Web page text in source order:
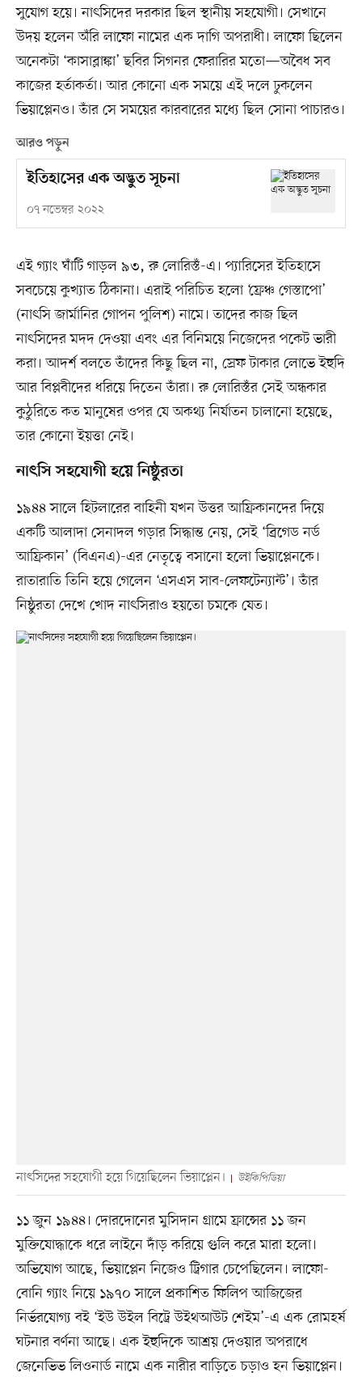
সুযোগ হয়ে। নাৎসিদের দরকার ছিল স্থানীয় সহযোগী। সেখানে
উদয় হলেন অঁরি লাফো নামের এক দাগি অপরাধী। লাফো ছিলেন
অনেকটা ‘কাসাব্লাঙ্কা’ ছবির সিগনর ফেরারির মতো—অবৈধ সব
কাজের হর্তাকর্তা। আর কোনো এক সময়ে এই দলে ঢুকলেন
ভিয়াপ্লেনও। তাঁর সে সময়ের কারবারের মধ্যে ছিল সোনা পাচারও।
আরও পড়ুন
ইতিহাসের এক অদ্ভুত সূচনা
০৭ নভেম্বর ২০২২
এই গ্যাং ঘাঁটি গাড়ল ৯৩, রু লোরিস্তঁ-এ। প্যারিসের ইতিহাসে
সবচেয়ে কুখ্যাত ঠিকানা। এরাই পরিচিত হলো ‘ফ্রেঞ্চ গেস্তাপো’
(নাৎসি জার্মানির গোপন পুলিশ) নামে। তাদের কাজ ছিল
নাৎসিদের মদদ দেওয়া এবং এর বিনিময়ে নিজেদের পকেট ভারী
করা। আদর্শ বলতে তাঁদের কিছু ছিল না, স্রেফ টাকার লোভে ইহুদি
আর বিপ্লবীদের ধরিয়ে দিতেন তাঁরা। রু লোরিস্তঁর সেই অন্ধকার
কুঠুরিতে কত মানুষের ওপর যে অকথ্য নির্যাতন চালানো হয়েছে,
তার কোনো ইয়ত্তা নেই।
নাৎসি সহযোগী হয়ে নিষ্ঠুরতা
১৯৪৪ সালে হিটলারের বাহিনী যখন উত্তর আফ্রিকানদের দিয়ে
একটি আলাদা সেনাদল গড়ার সিদ্ধান্ত নেয়, সেই ‘ব্রিগেড নর্ড
আফ্রিকান’ (বিএনএ)-এর নেতৃত্বে বসানো হলো ভিয়াপ্লেনকে।
রাতারাতি তিনি হয়ে গেলেন ‘এসএস সাব-লেফটেন্যান্ট’। তাঁর
নিষ্ঠুরতা দেখে খোদ নাৎসিরাও হয়তো চমকে যেত।
নাৎসিদের সহযোগী হয়ে গিয়েছিলেন ভিয়াপ্লেন। উইকিপিডিয়া
১১ জুন ১৯৪৪। দোরদোনের মুসিদান গ্রামে ফ্রান্সের ১১ জন
মুক্তিযোদ্ধাকে ধরে লাইনে দাঁড় করিয়ে গুলি করে মারা হলো।
অভিযোগ আছে, ভিয়াপ্লেন নিজেও ট্রিগার চেপেছিলেন। লাফো-
বোনি গ্যাং নিয়ে ১৯৭০ সালে প্রকাশিত ফিলিপ আজিজের
নির্ভরযোগ্য বই ‘ইউ উইল বিট্রে উইথআউট শেইম’-এ এক রোমহর্ষ
ঘটনার বর্ণনা আছে। এক ইহুদিকে আশ্রয় দেওয়ার অপরাধে
জেনেভিভ লিওনার্ড নামে এক নারীর বাড়িতে চড়াও হন ভিয়াপ্লেন।